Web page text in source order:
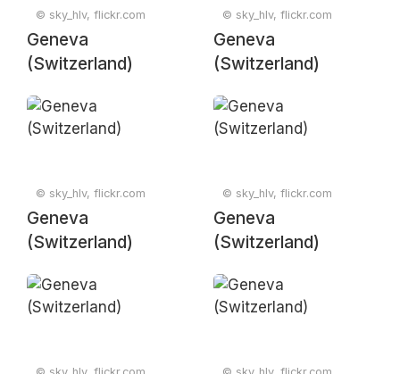
© sky_hlv, flickr.com
Geneva
(Switzerland)
© sky_hlv, flickr.com
Geneva
(Switzerland)
© sky_hlv, flickr.com
Geneva
(Switzerland)
© sky_hlv, flickr.com
Geneva
(Switzerland)